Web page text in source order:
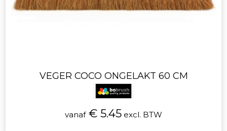
VEGER COCO ONGELAKT 60 CM
vanaf€ 5.45 excl. BTW